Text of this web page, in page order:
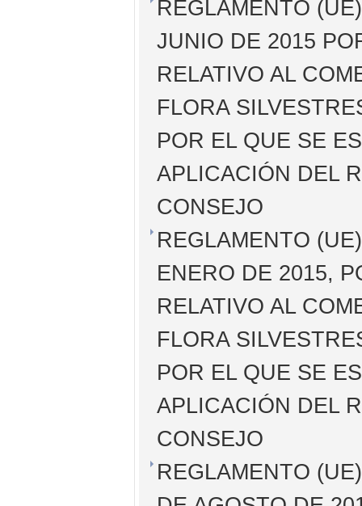
REGLAMENTO
JUNIO DE 2015
RELATIVO AL
FLORA
POR EL QUE SE
APLICACIÓN DEL
CONSEJO
REGLAMENTO
ENERO DE 2015,
RELATIVO AL
FLORA
POR EL QUE SE
APLICACIÓN DEL
CONSEJO
REGLAMENTO